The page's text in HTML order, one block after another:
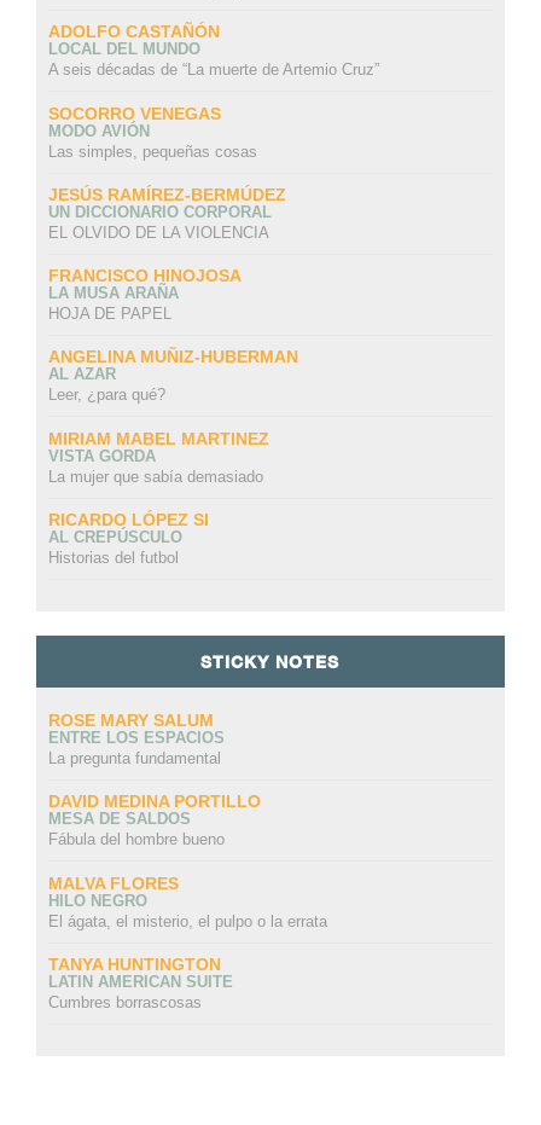
ADOLFO CASTAÑÓN
LOCAL DEL MUNDO
A seis décadas de “La muerte de Artemio Cruz”
SOCORRO VENEGAS
MODO AVIÓN
Las simples, pequeñas cosas
JESÚS RAMÍREZ-BERMÚDEZ
UN DICCIONARIO CORPORAL
EL OLVIDO DE LA VIOLENCIA
FRANCISCO HINOJOSA
LA MUSA ARAÑA
HOJA DE PAPEL
ANGELINA MUÑIZ-HUBERMAN
AL AZAR
Leer, ¿para qué?
MIRIAM MABEL MARTINEZ
VISTA GORDA
La mujer que sabía demasiado
RICARDO LÓPEZ SI
AL CREPÚSCULO
Historias del futbol
STICKY NOTES
ROSE MARY SALUM
ENTRE LOS ESPACIOS
La pregunta fundamental
DAVID MEDINA PORTILLO
MESA DE SALDOS
Fábula del hombre bueno
MALVA FLORES
HILO NEGRO
El ágata, el misterio, el pulpo o la errata
TANYA HUNTINGTON
LATIN AMERICAN SUITE
Cumbres borrascosas